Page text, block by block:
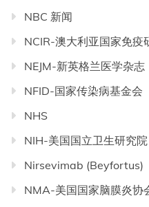
NBC 新闻
NCIR-澳大利亚国家免疫
NEJM-新英格兰医学杂志
NFID-国家传染病基金会
NHS
NIH-美国国立卫生研究院
Nirsevimab (Beyfortus)
NMA-美国国家脑膜炎协